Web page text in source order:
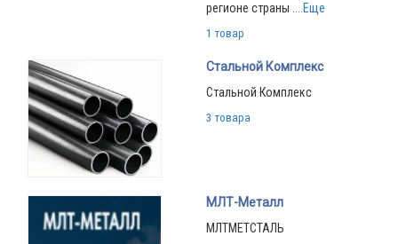
регионе страны ....Еще
1 товар
Стальной Комплекс
Стальной Комплекс
3 товара
МЛТ-Металл
МЛТМЕТСТАЛЬ